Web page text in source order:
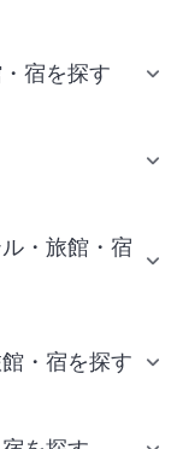
宿を探す
・旅館・宿
・宿を探す